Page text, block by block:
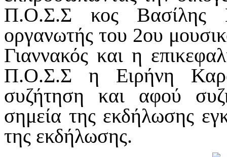
Π.Ο.Σ.Σ κος Βασίλης
οργανωτής του 2ου
Γιαννακός και η
Π.Ο.Σ.Σ η Ειρήνη
συζήτηση και αφού
σημεία της εκδήλωσης
της εκδήλωσης.